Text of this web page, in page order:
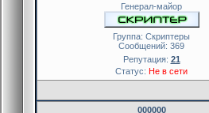
Генерал-майор
Группа: Скриптеры
Сообщений: 369
Репутация: 21
Статус: Не в сети
000000